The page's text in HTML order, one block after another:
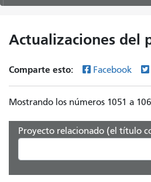
Actualizaciones del
Comparte esto: Facebook
Mostrando los números 1051 a
Proyecto relacionado (el título